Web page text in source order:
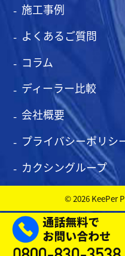
施工事例
よくあるご質問
コラム
ディーラー比較
会社概要
プライバシーポリシ
カクシングループ
© 2026 KeePer